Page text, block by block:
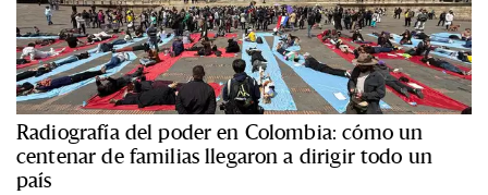
Radiografía del poder en Colombia: cómo un
centenar de familias llegaron a dirigir todo un
país